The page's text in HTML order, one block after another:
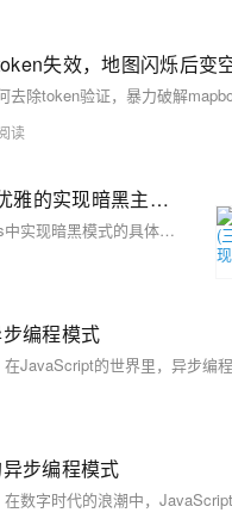
Next.js 实战 (三)：优雅的实现暗黑主题模式
这篇文章介绍了在Next.js中实现暗黑模式的具体步骤。首先，需要安装next-themes库。然后，在/components/ThemeProvider/index.tsx文件中新增ThemeProvider组件，并在/app/layout.tsx文件中注入该组件。如果想要加入过渡动画，可以修改代码实现主题切换时的动画效果。最后，需要在需要的位置引入ThemeModeButton组件，实现暗黑模式的切换。
编程模式
步编程模式